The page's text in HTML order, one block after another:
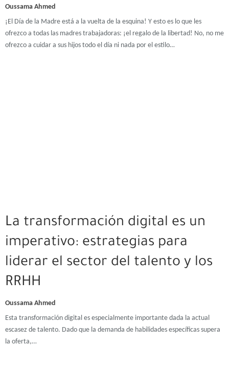
Oussama Ahmed
¡El Día de la Madre está a la vuelta de la esquina! Y esto es lo que les
ofrezco a todas las madres trabajadoras: ¡el regalo de la libertad! No, no me
ofrezco a cuidar a sus hijos todo el día ni nada por el estilo…
La transformación digital es un
imperativo: estrategias para
liderar el sector del talento y los
RRHH
Oussama Ahmed
Esta transformación digital es especialmente importante dada la actual
escasez de talento. Dado que la demanda de habilidades específicas supera
la oferta,…